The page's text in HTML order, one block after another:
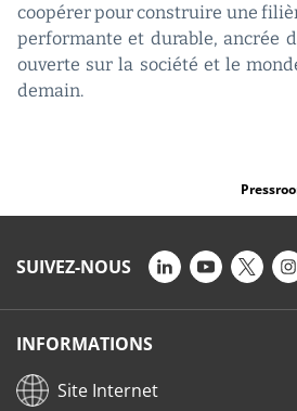
coopérer pour construire une
performante et durable, ancrée
ouverte sur la société et le
demain.
SUIVEZ-NOUS
INFORMATIONS
Site Internet